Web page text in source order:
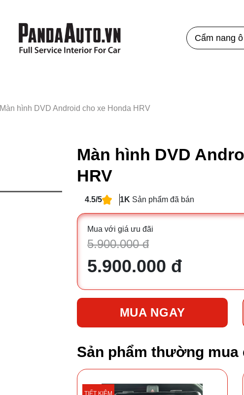
Cẩm nang
Màn hình DVD Android cho xe Honda HRV
Màn hình DVD
HRV
4.5/5 1K Sản phẩm đã bán
Mua với giá ưu đãi
5.900.000 đ
5.900.000 đ
MUA NGAY
Sản phẩm thường mua
TIẾT KIỆM